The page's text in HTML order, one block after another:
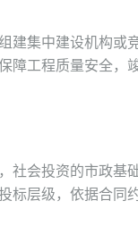
集中建设机构或
障工程质量安全，
会投资的市政基
标层级，依据合同